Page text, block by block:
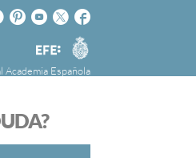
Facebook
Twitter
Youtube
Pinteres
Agencia
EFE
Academia Española
por